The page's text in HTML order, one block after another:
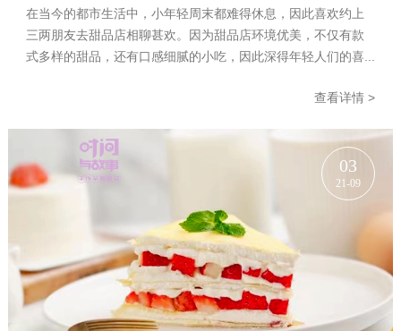
在当今的都市生活中，小年轻周末都难得休息，因此喜欢约上
三两朋友去甜品店相聊甚欢。因为甜品店环境优美，不仅有款
式多样的甜品，还有口感细腻的小吃，因此深得年轻人们的喜...
查看详情 >
03
21-09